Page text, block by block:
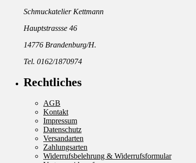
Schmuckatelier Kettmann
Hauptstrassse 46
14776 Brandenburg/H.
Tel. 0162/1870974
Rechtliches
AGB
Kontakt
Impressum
Datenschutz
Versandarten
Zahlungsarten
Widerrufsbelehrung & Widerrufsformular